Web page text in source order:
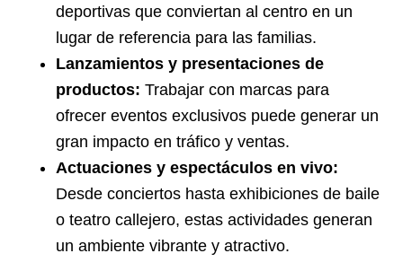
deportivas que conviertan al centro en un
lugar de referencia para las familias.
Lanzamientos y presentaciones de
productos: Trabajar con marcas para
ofrecer eventos exclusivos puede generar un
gran impacto en tráfico y ventas.
Actuaciones y espectáculos en vivo:
Desde conciertos hasta exhibiciones de baile
o teatro callejero, estas actividades generan
un ambiente vibrante y atractivo.